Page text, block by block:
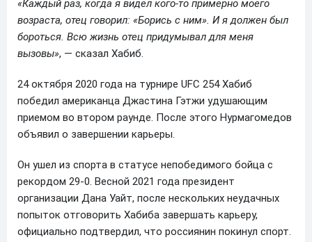
«Каждый раз, когда я видел кого-то примерно моего
возраста, отец говорил: «Борись с ним». И я должен был
бороться. Всю жизнь отец придумывал для меня
вызовы», — сказал Хабиб.
24 октября 2020 года на турнире UFC 254 Хабиб
победил американца Джастина Гэтжи удушающим
приемом во втором раунде. После этого Нурмагомедов
объявил о завершении карьеры.
Он ушел из спорта в статусе непобедимого бойца с
рекордом 29-0. Весной 2021 года президент
организации Дана Уайт, после нескольких неудачных
попыток отговорить Хабиба завершать карьеру,
официально подтвердил, что россиянин покинул спорт.